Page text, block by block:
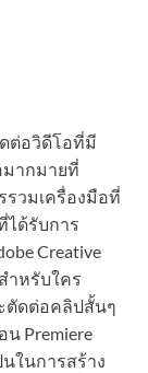
ดต่อวิดีโอที่มี
ากมายที่
วมเครื่องมือที่
ได้รับการ
Creative
ำหรับใคร
ตัดต่อคลิปสั้นๆ
Premiere
ในการสร้าง